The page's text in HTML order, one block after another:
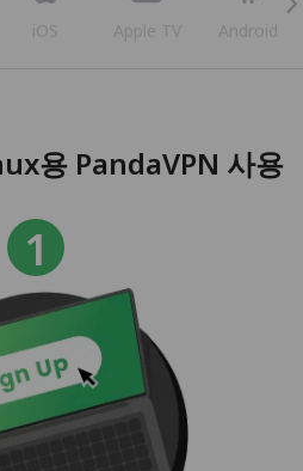
iOS Apple TV Android
용 PandaVPN 사용